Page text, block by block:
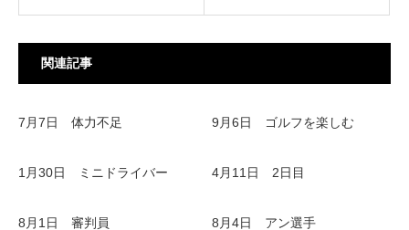
関連記事
7月7日 体力不足 9月6日 ゴルフを楽しむ
1月30日 ミニドライバー 4月11日 2日目
8月1日 審判員 8月4日 アン選手